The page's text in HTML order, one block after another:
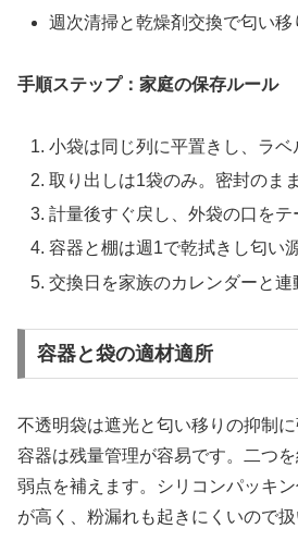
週次清掃と乾燥剤交換で匂い
手順ステップ：家庭の保存ルール
小袋は同じ列に平置きし、ラベ
取り出しは1袋のみ。密封のま
計量後すぐ戻し、外袋の口をテ
容器と棚は週1で乾拭きし匂い
交換日を家族のカレンダーと連
容器と袋の適材適所
不透明袋は遮光と匂い移りの抑制
容器は残量管理が容易です。二つ
弱点を補えます。シリコンパッキ
が高く、粉漏れも起きにくいので扱